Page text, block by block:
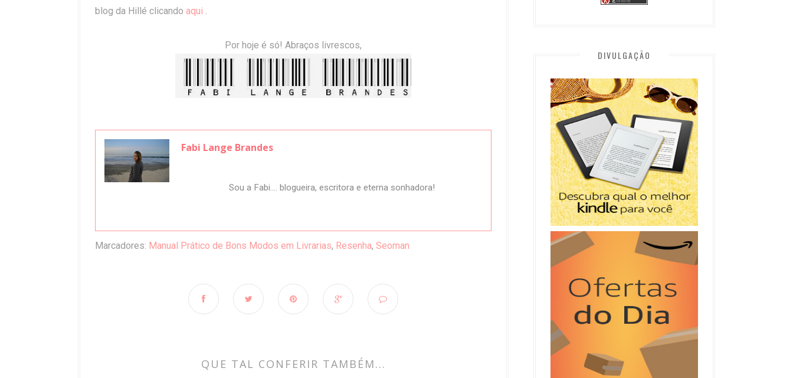
blog da Hillé clicando aqui
Por hoje é só! Abraços livrescos,
Fabi Lange Brandes
Sou a Fabi.... blogueira, escritora e eterna sonhadora!
Marcadores: Manual Prático de Bons Modos em Livrarias, Resenha, Seoman
QUE TAL CONFERIR TAMBÉM...
DIVULGAÇÃO